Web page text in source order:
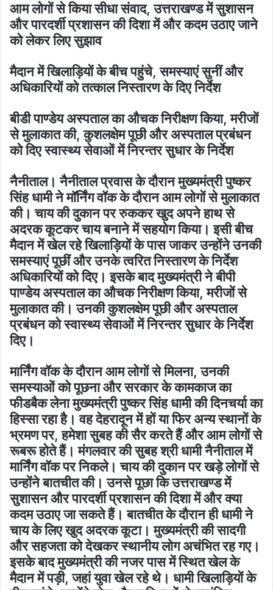
आम लोगों से किया सीधा संवाद, उत्तराखण्ड में सुशासन
और पारदर्शी प्रशासन की दिशा में और कदम उठाए जाने
को लेकर लिए सुझाव
मैदान में खिलाड़ियों के बीच पहुंचे, समस्याएं सुनीं और
अधिकारियों को तत्काल निस्तारण के दिए निर्देश
बीडी पाण्डेय अस्पताल का औचक निरीक्षण किया, मरीजों
से मुलाकात की, कुशलक्षेम पूछी और अस्पताल प्रबंधन
को दिए स्वास्थ्य सेवाओं में निरन्तर सुधार के निर्देश
नैनीताल। नैनीताल प्रवास के दौरान मुख्यमंत्री पुष्कर
सिंह धामी ने मॉर्निंग वॉक के दौरान आम लोगों से मुलाकात
की। चाय की दुकान पर रुककर खुद अपने हाथ से
अदरक कूटकर चाय बनाने में सहयोग किया। इसी बीच
मैदान में खेल रहे खिलाड़ियों के पास जाकर उन्होंने उनकी
समस्याएं पूछीं और उनके त्वरित निस्तारण के निर्देश
अधिकारियों को दिए। इसके बाद मुख्यमंत्री ने बीपी
पाण्डेय अस्पताल का औचक निरीक्षण किया, मरीजों से
मुलाकात की। उनकी कुशलक्षेम पूछी और अस्पताल
प्रबंधन को स्वास्थ्य सेवाओं में निरन्तर सुधार के निर्देश
दिए।
मार्निंग वॉक के दौरान आम लोगों से मिलना, उनकी
समस्याओं को पूछना और सरकार के कामकाज का
फीडबैक लेना मुख्यमंत्री पुष्कर सिंह धामी की दिनचर्या का
हिस्सा रहा है। वह देहरादून में हों या फिर अन्य स्थानों के
भ्रमण पर, हमेशा सुबह की सैर करते हैं और आम लोगों से
रूबरू होते हैं। मंगलवार की सुबह श्री धामी नैनीताल में
मार्निंग वॉक पर निकले। चाय की दुकान पर खड़े लोगों से
उन्होंने बातचीत की। उनसे पूछा कि उत्तराखण्ड में
सुशासन और पारदर्शी प्रशासन की दिशा में और क्या
कदम उठाए जा सकते हैं। बातचीत के दौरान ही धामी ने
चाय के लिए खुद अदरक कूटा। मुख्यमंत्री की सादगी
और सहजता को देखकर स्थानीय लोग अचंभित रह गए।
इसके बाद मुख्यमंत्री की नजर पास में स्थित खेल के
मैदान में पड़ी, जहां युवा खेल रहे थे। धामी खिलाड़ियों के